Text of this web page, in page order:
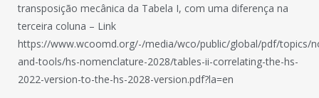
transposição mecânica da Tabela I, com uma diferença na
terceira coluna – Link
https://www.wcoomd.org/-/media/wco/public/global/pdf/topics/
and-tools/hs-nomenclature-2028/tables-ii-correlating-the-hs-
2022-version-to-the-hs-2028-version.pdf?la=en